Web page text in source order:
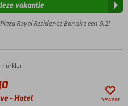
Royal Residence Bonaire een 9,2!
vakantie
Turkler
-Hotel bewaar